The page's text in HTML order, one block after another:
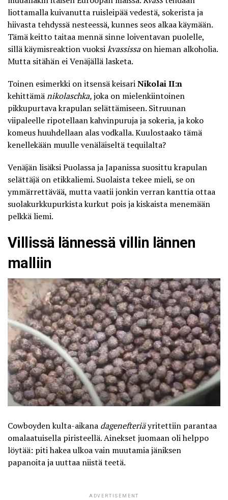
liottamalla kuivanutta ruisleipää vedestä, sokerista ja
hiivasta tehdyssä nesteessä, kunnes seos alkaa käymään.
Tämä keitto taitaa mennä sinne loiventavan puolelle,
sillä käymisreaktion vuoksikvassissaon hieman alkoholia.
Mutta sitähän ei Venäjällä lasketa.
Toinen esimerkki on itsensä keisariNikolai II:n
kehittämänikolaschka,joka on mielenkiintoinen
pikkupurtava krapulan selättämiseen. Sitruunan
viipaleelle ripotellaan kahvinpuruja ja sokeria, ja koko
komeus huuhdellaan alas vodkalla. Kuulostaako tämä
kenellekään muulle venäläiseltä tequilalta?
Venäjän lisäksi Puolassa ja Japanissa suosittu krapulan
selättäjä on etikkaliemi. Suolaista tekee mieli, se on
ymmärrettävää, mutta vaatii jonkin verran kanttia ottaa
suolakurkkupurkista kurkut pois ja kiskaista menemään
pelkkä liemi.
Villissä lännessä villin lännen
malliin
Cowboyden kulta-aikana dagenefteriäyritettiin parantaa
omalaatuisella piristeellä. Ainekset juomaan oli helppo
löytää: piti hakea ulkoa vain muutamia jäniksen
papanoita ja uuttaa niistä teetä.
ADVERTISEMENT